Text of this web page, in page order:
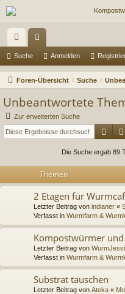
ch
ne
riff
en
Suche Anmelden
Foren-Übersicht Suche
Unbeantwortete
Zur erweiterten Suche
Die Suche ergab 89
Themen
2 Etagen für
Letzter Beitrag von indianer «
Verfasst in Wurmfarm &
Kompostwürmer
Letzter Beitrag von WurmJessi
Verfasst in Wurmfarm &
Substrat tauschen
Letzter Beitrag von Ateka «